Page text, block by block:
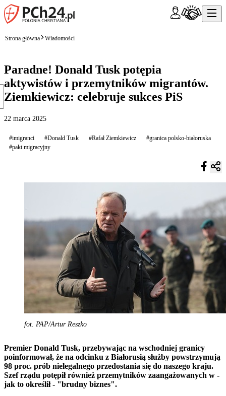
Strona główna Wiadomości
Paradne! Donald Tusk potępia
aktywistów i przemytników migrantów.
Ziemkiewicz: celebruje sukces PiS
22 marca 2025
#imigranci #Donald Tusk #Rafał Ziemkiewicz
#granica polsko-białoruska
#pakt migracyjny
fot. PAP/Artur Reszko
Premier Donald Tusk, przebywając na wschodniej granicy
poinformował, że na odcinku z Białorusią służby powstrzymują
98 proc. prób nielegalnego przedostania się do naszego kraju.
Szef rządu potępił również przemytników zaangażowanych w -
jak to określił - "brudny biznes".